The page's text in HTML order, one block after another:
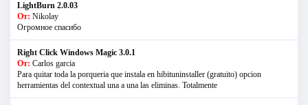
LightBurn 2.0.03
От: Nikolay
Огромное спасибо
Right Click Windows Magic 3.0.1
От: Carlos garcia
Para quitar toda la porqueria que instala en hibituninstaller (gratuito) opcion
herramientas del contextual una a una las eliminas. Totalmente